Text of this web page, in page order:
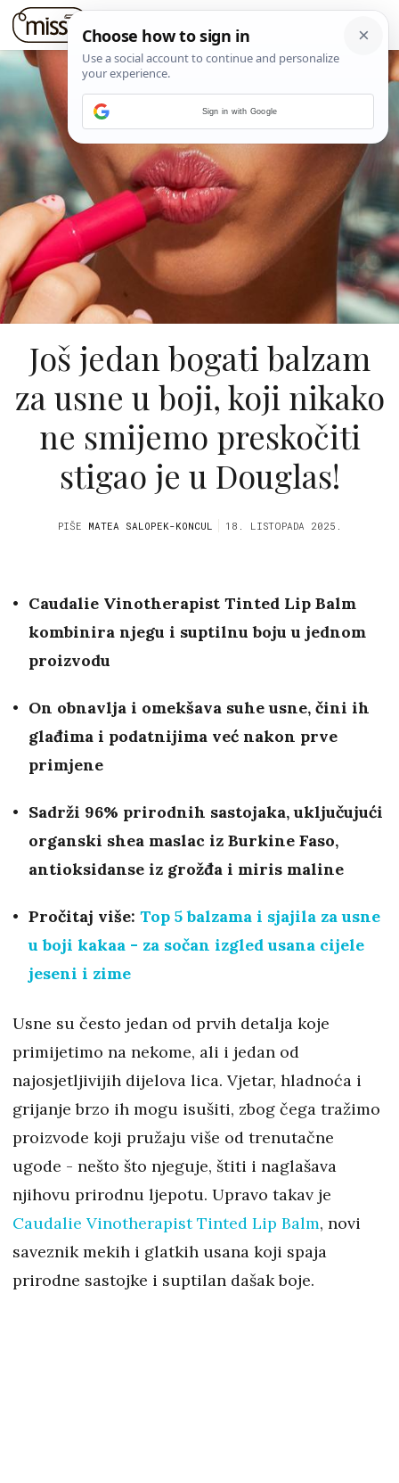
Još jedan bogati balzam
za usne u boji, koji nikako
ne smijemo preskočiti
stigao je u Douglas!
PIŠE MATEA SALOPEK-KONCUL 18. LISTOPADA 2025.
Caudalie Vinotherapist Tinted Lip Balm
kombinira njegu i suptilnu boju u jednom
proizvodu
On obnavlja i omekšava suhe usne, čini ih
glađima i podatnijima već nakon prve
primjene
Sadrži 96% prirodnih sastojaka, uključujući
organski shea maslac iz Burkine Faso,
antioksidanse iz grožđa i miris maline
Pročitaj više: Top 5 balzama i sjajila za usne
u boji kakaa - za sočan izgled usana cijele
jeseni i zime
Usne su često jedan od prvih detalja koje
primijetimo na nekome, ali i jedan od
najosjetljivijih dijelova lica. Vjetar, hladnoća i
grijanje brzo ih mogu isušiti, zbog čega tražimo
proizvode koji pružaju više od trenutačne
ugode - nešto što njeguje, štiti i naglašava
njihovu prirodnu ljepotu. Upravo takav je
Caudalie Vinotherapist Tinted Lip Balm, novi
saveznik mekih i glatkih usana koji spaja
prirodne sastojke i suptilan dašak boje.
Sign in with Google